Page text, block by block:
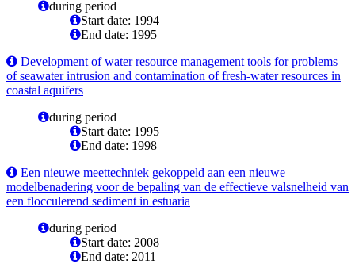
during period
Start date: 1994
End date: 1995
Development of water resource management tools for problems
of seawater intrusion and contamination of fresh-water resources in
coastal aquifers
during period
Start date: 1995
End date: 1998
Een nieuwe meettechniek gekoppeld aan een nieuwe
modelbenadering voor de bepaling van de effectieve valsnelheid van
een flocculerend sediment in estuaria
during period
Start date: 2008
End date: 2011